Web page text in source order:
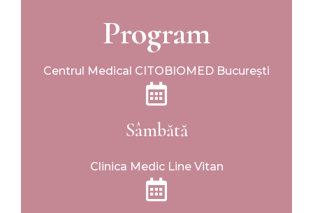
Program
Centrul Medical CITOBIOMED București
Sâmbătă
Clinica Medic Line Vitan